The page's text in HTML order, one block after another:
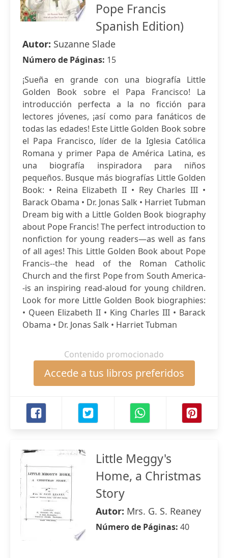
Pope Francis
Spanish Edition)
Autor: Suzanne Slade
Número de Páginas: 15
¡Sueña en grande con una biografía Little
Golden Book sobre el Papa Francisco! La
introducción perfecta a la no ficción para
lectores jóvenes, ¡así como para fanáticos de
todas las edades! Este Little Golden Book sobre
el Papa Francisco, líder de la Iglesia Católica
Romana y primer Papa de América Latina, es
una biografía inspiradora para niños
pequeños. Busque más biografías Little Golden
Book: • Reina Elizabeth II • Rey Charles III •
Barack Obama • Dr. Jonas Salk • Harriet Tubman
Dream big with a Little Golden Book biography
about Pope Francis! The perfect introduction to
nonfiction for young readers—as well as fans
of all ages! This Little Golden Book about Pope
Francis--the head of the Roman Catholic
Church and the first Pope from South America-
-is an inspiring read-aloud for young children.
Look for more Little Golden Book biographies:
• Queen Elizabeth II • King Charles III • Barack
Obama • Dr. Jonas Salk • Harriet Tubman
Contenido promocionado
Accede a tus libros preferidos
Little Meggy's
Home, a Christmas
Story
Autor: Mrs. G. S. Reaney
Número de Páginas: 40